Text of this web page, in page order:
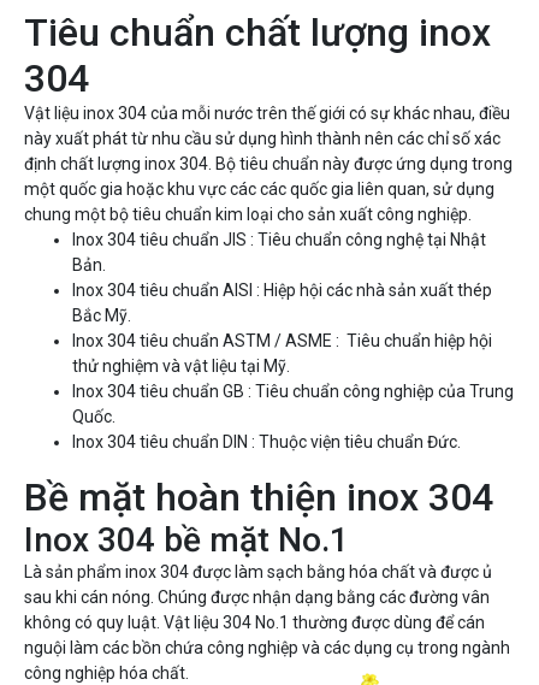
Tiêu chuẩn chất lượng inox
304
Vật liệu inox 304 của mỗi nước trên thế giới có sự khác nhau, điều
này xuất phát từ nhu cầu sử dụng hình thành nên các chỉ số xác
định chất lượng inox 304. Bộ tiêu chuẩn này được ứng dụng trong
một quốc gia hoặc khu vực các các quốc gia liên quan, sử dụng
chung một bộ tiêu chuẩn kim loại cho sản xuất công nghiệp.
Inox 304 tiêu chuẩn JIS : Tiêu chuẩn công nghệ tại Nhật
Bản.
Inox 304 tiêu chuẩn AISI : Hiệp hội các nhà sản xuất thép
Bắc Mỹ.
Inox 304 tiêu chuẩn ASTM / ASME : Tiêu chuẩn hiệp hội
thử nghiệm và vật liệu tại Mỹ.
Inox 304 tiêu chuẩn GB : Tiêu chuẩn công nghiệp của Trung
Quốc.
Inox 304 tiêu chuẩn DIN : Thuộc viện tiêu chuẩn Đức.
Bề mặt hoàn thiện inox 304
Inox 304 bề mặt No.1
Là sản phẩm inox 304 được làm sạch bằng hóa chất và được ủ
sau khi cán nóng. Chúng được nhận dạng bằng các đường vân
không có quy luật. Vật liệu 304 No.1 thường được dùng để cán
nguội làm các bồn chứa công nghiệp và các dụng cụ trong ngành
công nghiệp hóa chất.